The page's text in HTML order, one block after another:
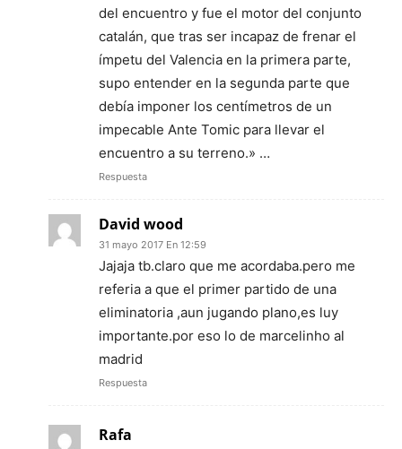
del encuentro y fue el motor del conjunto
catalán, que tras ser incapaz de frenar el
ímpetu del Valencia en la primera parte,
supo entender en la segunda parte que
debía imponer los centímetros de un
impecable Ante Tomic para llevar el
encuentro a su terreno.» …
Respuesta
David wood
31 mayo 2017 En 12:59
Jajaja tb.claro que me acordaba.pero me
referia a que el primer partido de una
eliminatoria ,aun jugando plano,es luy
importante.por eso lo de marcelinho al
madrid
Respuesta
Rafa